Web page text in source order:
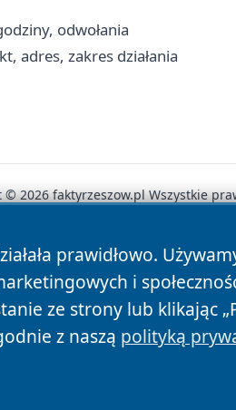
odwołania
adres, zakres działania
prawidłowo.
i
ze strony lub klikając
z naszą polityką
2026 faktyrzeszow.pl Wszystkie
Polityka Prywatności